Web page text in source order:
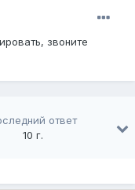
звоните
ответ
10 г.